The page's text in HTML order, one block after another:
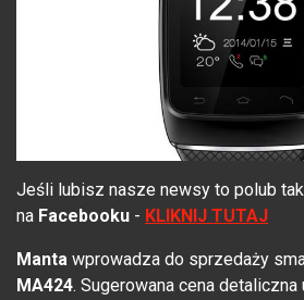
Jeśli lubisz nasze newsy to polub
na Facebooku - KLIKNIJ TUTAJ
Manta wprowadza do sprzedaży
MA424. Sugerowana cena